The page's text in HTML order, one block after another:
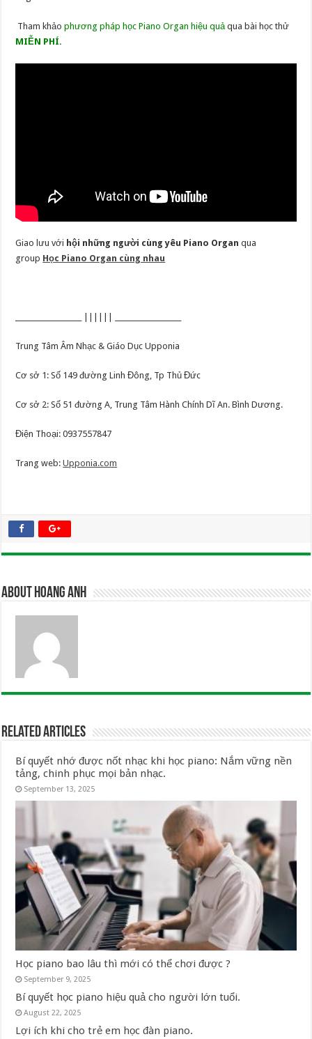
Tham khảo phương pháp học Piano Organ hiệu quả qua bài học thử
MIỄN PHÍ.
Giao lưu với hội những người cùng yêu Piano Organ qua
group Học Piano Organ cùng nhau
Trung Tâm Âm Nhạc & Giáo Dục Upponia
Cơ sở 1: Số 149 đường Linh Đông, Tp Thủ Đức
Cơ sở 2: Số 51 đường A, Trung Tâm Hành Chính Dĩ An. Bình Dương.
Điện Thoại: 0937557847
Trang web:Upponia.com
About Hoang Anh
Related Articles
Bí quyết nhớ được nốt nhạc khi học piano: Nắm vững nền
tảng, chinh phục mọi bản nhạc.
September 13, 2025
Học piano bao lâu thì mới có thể chơi được ?
September 9, 2025
Bí quyết học piano hiệu quả cho người lớn tuổi.
August 22, 2025
Lợi ích khi cho trẻ em học đàn piano.